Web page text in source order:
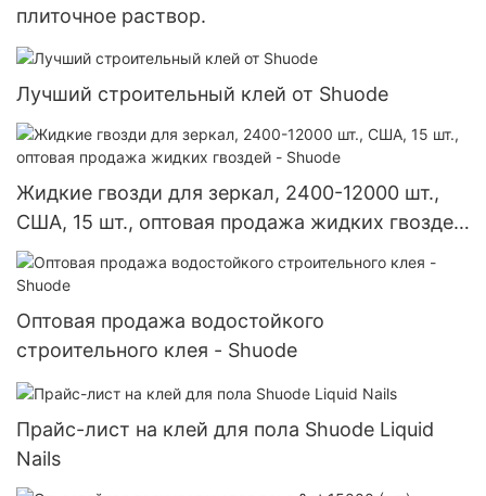
плиточное раствор.
Лучший строительный клей от Shuode
Жидкие гвозди для зеркал, 2400-12000 шт.,
США, 15 шт., оптовая продажа жидких гвоздей
- Shuode
Оптовая продажа водостойкого
строительного клея - Shuode
Прайс-лист на клей для пола Shuode Liquid
Nails